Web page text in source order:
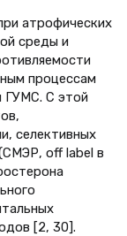
атрофических
среды и
процессам
ГУМС. С этой
селективных
off label в
[2, 30].